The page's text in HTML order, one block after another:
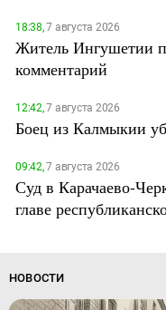
18:38,7 августа 2026
Житель Ингушетии
комментарий
12:42,7 августа 2026
Боец из Калмыкии
09:42,7 августа 2026
Суд в Карачаево-
главе
НОВОСТИ